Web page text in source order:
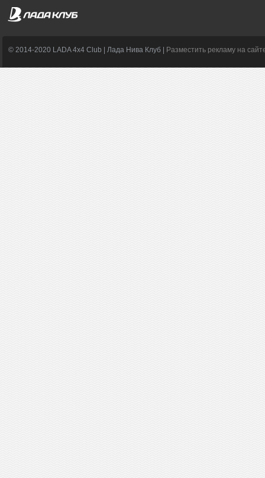
© 2014-2020 LADA 4x4 Club | Лада Нива Клуб | Разместить рекламу на